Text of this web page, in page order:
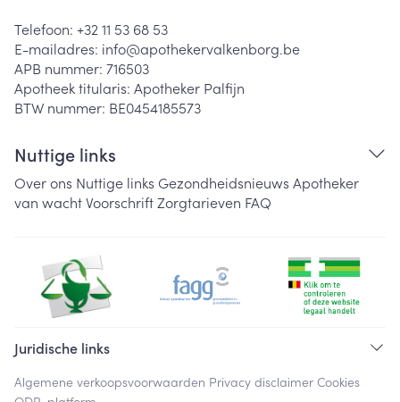
Telefoon: +32 11 53 68 53
E-mailadres: info@apothekervalkenborg.be
APB nummer: 716503
Apotheek titularis: Apotheker Palfijn
BTW nummer: BE0454185573
Nuttige links
Over ons Nuttige links Gezondheidsnieuws Apotheker
van wachtVoorschriftZorgtarieven FAQ
Juridische links
Algemene verkoopsvoorwaarden Privacy disclaimer Cookies